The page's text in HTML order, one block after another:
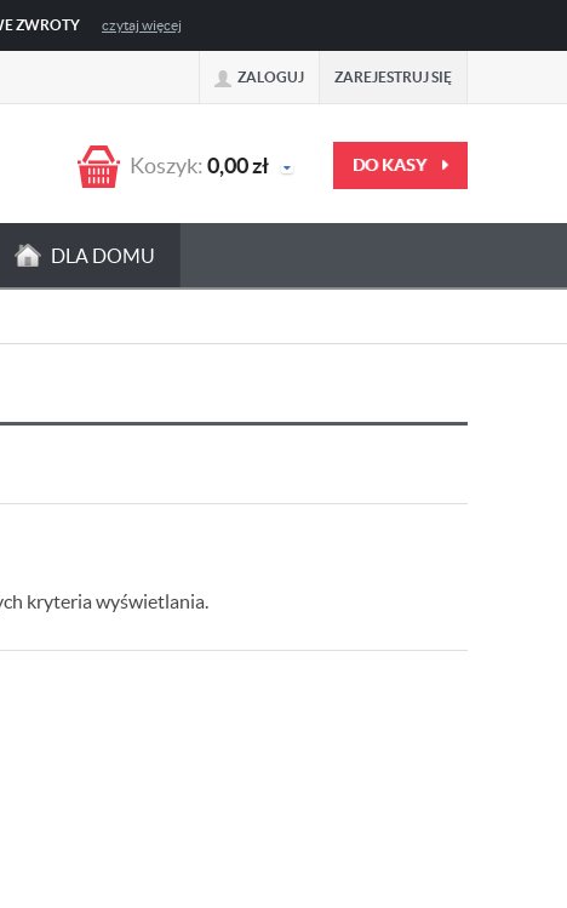
ZWROTY czytaj więcej
ZALOGUJ ZAREJESTRUJ SIĘ
Koszyk: 0,00zł DO KASY
DLA DOMU
kryteria wyświetlania.